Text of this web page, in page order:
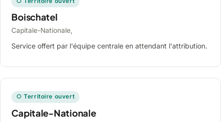
Boischatel
Capitale-Nationale,
Service offert par l'équipe centrale en attendant l'attribution.
○ Territoire ouvert
Capitale-Nationale